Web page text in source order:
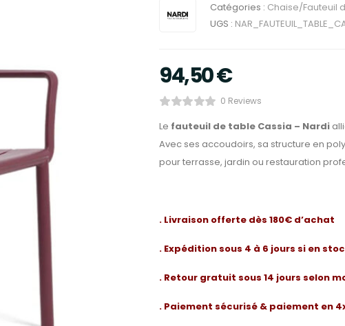
Catégories : Chaise/Fauteuil
UGS :
94,50€
0 Reviews
Le fauteuil de table Cassia – Nardi
Avec ses accoudoirs, sa structure en
pour terrasse, jardin ou restauration
. Livraison offerte dès 180€ d’achat
. Expédition sous 4 à 6 jours si en
. Retour gratuit sous 14 jours selon
. Paiement sécurisé & paiement en